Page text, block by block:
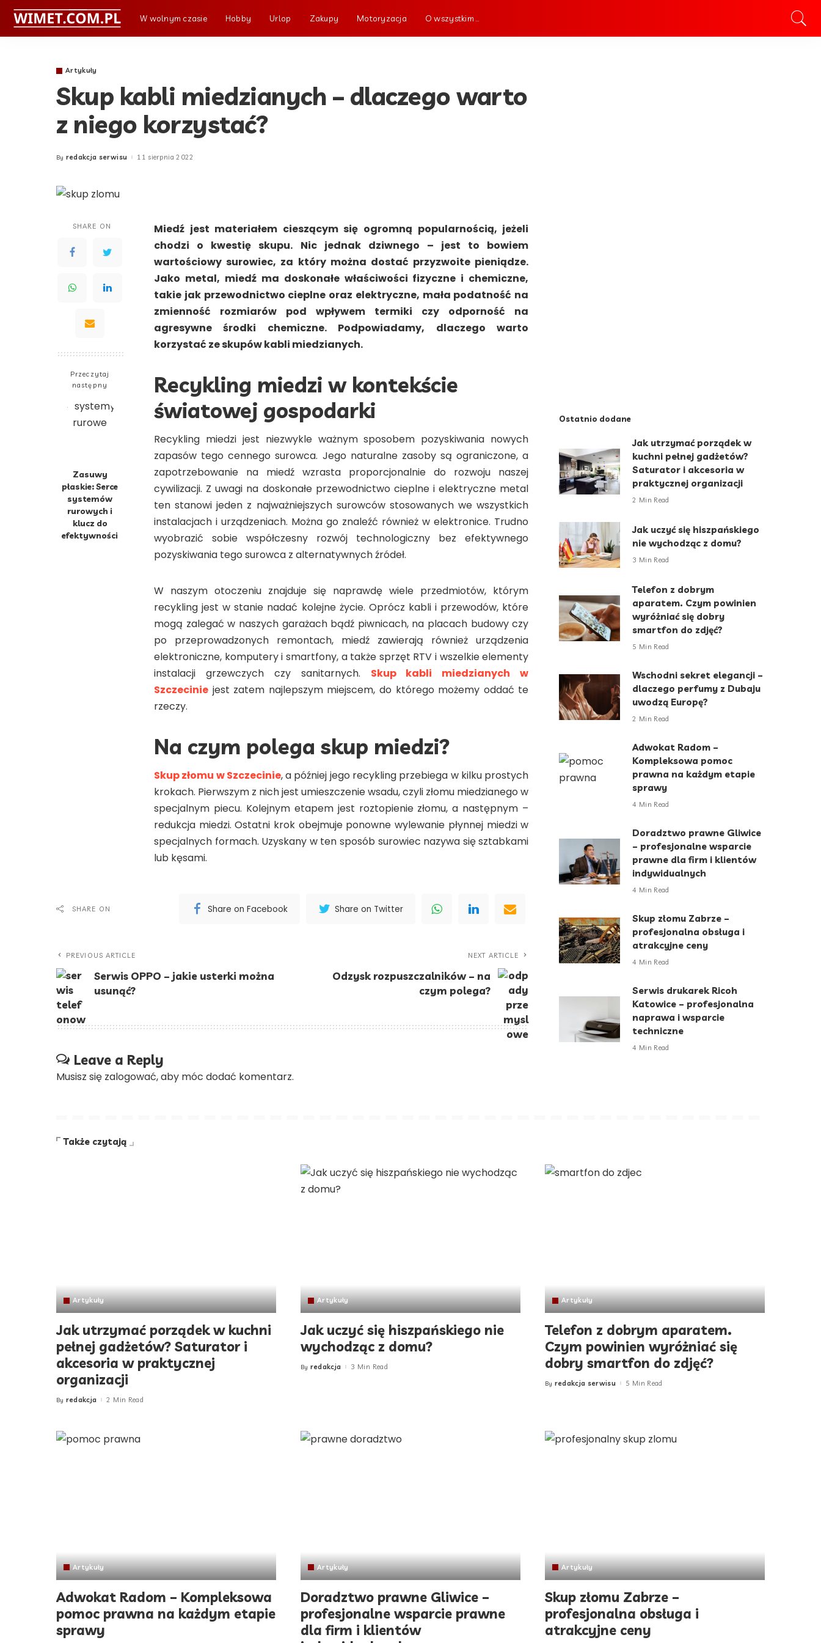
W wolnym czasie Hobby Urlop Zakupy Motoryzacja O wszystkim …
Artykuły
Skup kabli miedzianych – dlaczego warto
z niego korzystać?
Posted
By redakcja serwisu 11 sierpnia 2022
SHARE ON
Przeczytaj
następny
Zasuwy
płaskie: Serce
systemów
rurowych i
klucz do
efektywności
Miedź jest materiałem cieszącym się ogromną popularnością, jeżeli
chodzi o kwestię skupu. Nic jednak dziwnego – jest to bowiem
wartościowy surowiec, za który można dostać przyzwoite pieniądze.
Jako metal, miedź ma doskonałe właściwości fizyczne i chemiczne,
takie jak przewodnictwo cieplne oraz elektryczne, mała podatność na
zmienność rozmiarów pod wpływem termiki czy odporność na
agresywne środki chemiczne. Podpowiadamy, dlaczego warto
korzystać ze skupów kabli miedzianych.
Recykling miedzi w kontekście
światowej gospodarki
Recykling miedzi jest niezwykle ważnym sposobem pozyskiwania nowych
zapasów tego cennego surowca. Jego naturalne zasoby są ograniczone, a
zapotrzebowanie na miedź wzrasta proporcjonalnie do rozwoju naszej
cywilizacji. Z uwagi na doskonałe przewodnictwo cieplne i elektryczne metal
ten stanowi jeden z najważniejszych surowców stosowanych we wszystkich
instalacjach i urządzeniach. Można go znaleźć również w elektronice. Trudno
wyobrazić sobie współczesny rozwój technologiczny bez efektywnego
pozyskiwania tego surowca z alternatywnych źródeł.
W naszym otoczeniu znajduje się naprawdę wiele przedmiotów, którym
recykling jest w stanie nadać kolejne życie. Oprócz kabli i przewodów, które
mogą zalegać w naszych garażach bądź piwnicach, na placach budowy czy
po przeprowadzonych remontach, miedź zawierają również urządzenia
elektroniczne, komputery i smartfony, a także sprzęt RTV i wszelkie elementy
instalacji grzewczych czy sanitarnych. Skup kabli miedzianych w
Szczecinie jest zatem najlepszym miejscem, do którego możemy oddać te
rzeczy.
Na czym polega skup miedzi?
Skup złomu w Szczecinie, a później jego recykling przebiega w kilku prostych
krokach. Pierwszym z nich jest umieszczenie wsadu, czyli złomu miedzianego w
specjalnym piecu. Kolejnym etapem jest roztopienie złomu, a następnym –
redukcja miedzi. Ostatni krok obejmuje ponowne wylewanie płynnej miedzi w
specjalnych formach. Uzyskany w ten sposób surowiec nazywa się sztabkami
lub kęsami.
SHARE ON Share on Facebook Share on Twitter
PREVIOUS ARTICLE
Serwis OPPO – jakie usterki można
usunąć?
NEXT ARTICLE
Odzysk rozpuszczalników – na
czym polega?
Leave a Reply
Musisz się zalogować, aby móc dodać komentarz.
Ostatnio dodane
Jak utrzymać porządek w
kuchni pełnej gadżetów?
Saturator i akcesoria w
praktycznej organizacji
2 Min Read
Jak uczyć się hiszpańskiego
nie wychodząc z domu?
3 Min Read
Telefon z dobrym
aparatem. Czym powinien
wyróżniać się dobry
smartfon do zdjęć?
5 Min Read
Wschodni sekret elegancji –
dlaczego perfumy z Dubaju
uwodzą Europę?
2 Min Read
Adwokat Radom –
Kompleksowa pomoc
prawna na każdym etapie
sprawy
4 Min Read
Doradztwo prawne Gliwice
– profesjonalne wsparcie
prawne dla firm i klientów
indywidualnych
4 Min Read
Skup złomu Zabrze –
profesjonalna obsługa i
atrakcyjne ceny
4 Min Read
Serwis drukarek Ricoh
Katowice – profesjonalna
naprawa i wsparcie
techniczne
4 Min Read
Także czytają
Artykuły
Jak utrzymać porządek w kuchni
pełnej gadżetów? Saturator i
akcesoria w praktycznej
organizacji
Posted
By redakcja 2 Min Read
Artykuły
Jak uczyć się hiszpańskiego nie
wychodząc z domu?
Posted
By redakcja 3 Min Read
Artykuły
Telefon z dobrym aparatem.
Czym powinien wyróżniać się
dobry smartfon do zdjęć?
Posted
By redakcja serwisu 5 Min Read
Artykuły
Adwokat Radom – Kompleksowa
pomoc prawna na każdym etapie
sprawy
Artykuły
Doradztwo prawne Gliwice –
profesjonalne wsparcie prawne
dla firm i klientów
Artykuły
Skup złomu Zabrze –
profesjonalna obsługa i
atrakcyjne ceny